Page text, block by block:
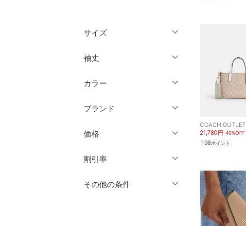
アクセサリー・腕時計
財布・ポーチ・ケース
帽子
ヘアアクセサリー
マタニティウェア・ベビ
ー用品
スーツ・フォーマル
水着・スイムグッズ
サイズ
ウェア（S/M/L）
M
XL
袖丈
ノースリーブ
半袖
長袖
カラー
クリア
ブランド
価格
絞り込み
割引率
％OFF～ ％OFF
その他の条件
COACH OUTLET
21,780円 40%OFF
198ポイント